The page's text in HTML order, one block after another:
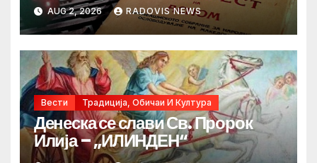
AUG 2, 2026 RADOVIS NEWS
Вести Традиција, Обичаи И Култура
Денеска се слави Св. Пророк
Илија – „ИЛИНДЕН“